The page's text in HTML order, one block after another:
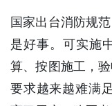
国家出台消防规
是好事。可实施
算、按图施工，
要求越来越难满